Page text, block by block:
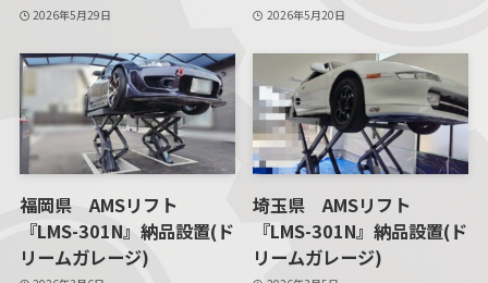
2026年5月29日 2026年5月20日
福岡県 AMSリフト
『LMS-301N』納品設置(ド
リームガレージ)
埼玉県 AMSリフト
『LMS-301N』納品設置(ド
リームガレージ)